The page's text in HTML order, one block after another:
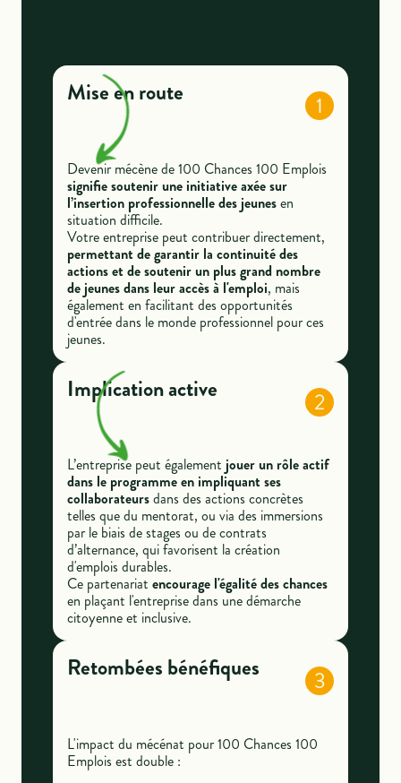
Mise en route 1
Devenir mécène de 100 Chances 100 Emplois
signifie soutenir une initiative axée sur
l’insertion professionnelle des jeunesen
situation difficile.
Votre entreprise peut contribuer directement,
permettant de garantir la continuité des
actions et de soutenir un plus grand nombre
de jeunes dans leur accès à l'emploi, mais
également en facilitant des opportunités
d'entrée dans le monde professionnel pour ces
jeunes.
Implication active 2
L’entreprise peut également jouer un rôle actif
dans le programme en impliquant ses
collaborateursdans des actions concrètes
telles que du mentorat, ou via des immersions
par le biais de stages ou de contrats
d’alternance, qui favorisent la création
d'emplois durables.
Ce partenariat encourage l'égalité des chances
en plaçant l'entreprise dans une démarche
citoyenne et inclusive.
Retombées bénéfiques 3
L'impact du mécénat pour 100 Chances 100
Emplois est double :